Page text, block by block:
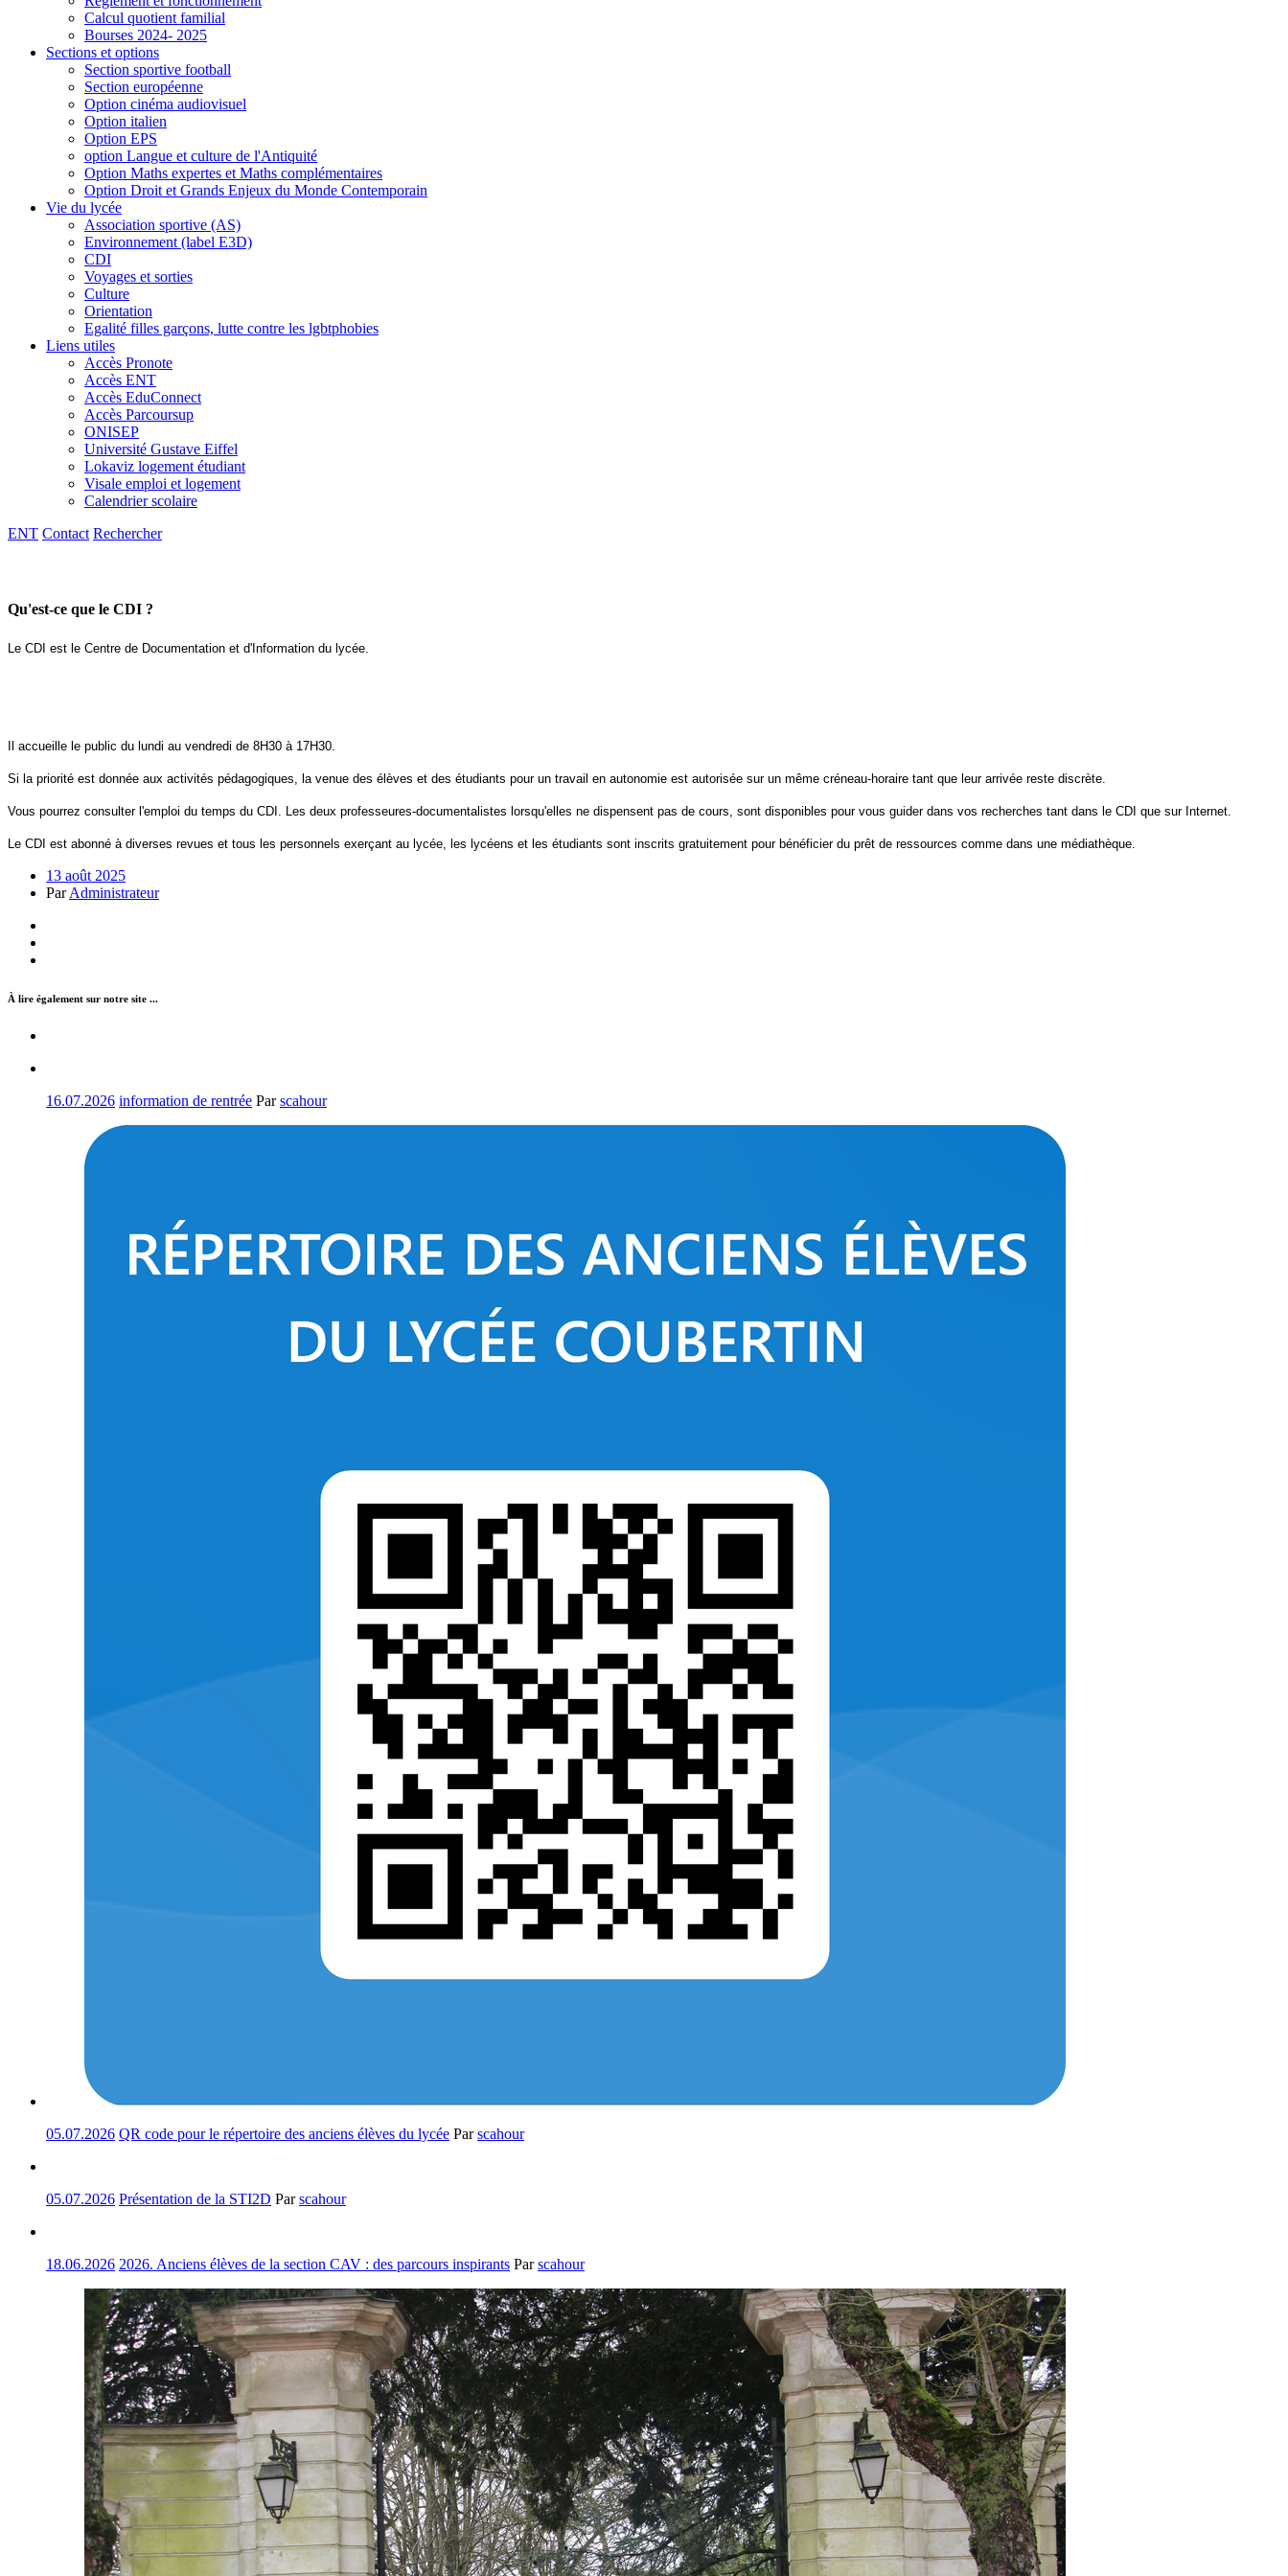
Calcul quotient familial
Bourses 2024- 2025
Sections et options
Section sportive football
Section européenne
Option cinéma audiovisuel
Option italien
Option EPS
option Langue et culture de l'Antiquité
Option Maths expertes et Maths complémentaires
Option Droit et Grands Enjeux du Monde Contemporain
Vie du lycée
Association sportive (AS)
Environnement (label E3D)
CDI
Voyages et sorties
Culture
Orientation
Egalité filles garçons, lutte contre les lgbtphobies
Liens utiles
Accès Pronote
Accès ENT
Accès EduConnect
Accès Parcoursup
ONISEP
Université Gustave Eiffel
Lokaviz logement étudiant
Visale emploi et logement
Calendrier scolaire
ENT Contact Rechercher
Qu'est-ce que le CDI ?
Le CDI est le Centre de Documentation et d'Information du lycée.
Il accueille le public du lundi au vendredi de 8H30 à 17H30.
Si la priorité est donnée aux activités pédagogiques, la venue des élèves et des étudiants pour un travail en autonomie est autorisée sur un même créneau-horaire tant que leur arrivée reste discrète.
Vous pourrez consulter l'emploi du temps du CDI. Les deux professeures-documentalistes lorsqu'elles ne dispensent pas de cours, sont disponibles pour vous guider dans vos recherches tant dans le CDI que sur Internet.
Le CDI est abonné à diverses revues et tous les personnels exerçant au lycée, les lycéens et les étudiants sont inscrits gratuitement pour bénéficier du prêt de ressources comme dans une médiathèque.
13 août 2025
ParAdministrateur
À lire également sur notre site ...
16.07.2026 information de rentrée Parscahour
05.07.2026 QR code pour le répertoire des anciens élèves du lycée Parscahour
05.07.2026 Présentation de la STI2D Parscahour
18.06.2026 2026. Anciens élèves de la section CAV : des parcours inspirants Parscahour